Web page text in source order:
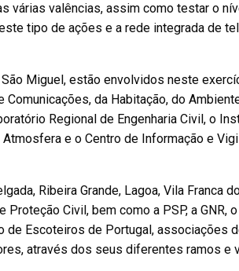
valências, assim como testar o
tipo de ações e a rede integrada de
Miguel, estão envolvidos neste
da Habitação, do
Regional de Engenharia Civil, o
e o Centro de Informação e
Ribeira Grande, Lagoa, Vila Franca
Civil, bem como a PSP, a GNR, o
de Escoteiros de Portugal, associações
através dos seus diferentes ramos e